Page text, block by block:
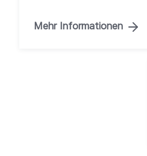
Mehr Informationen